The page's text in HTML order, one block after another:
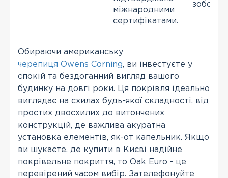
міжнародними
сертифікатами.
Обираючи американську
черепиця Owens Corning, ви інвестуєте у
спокій та бездоганний вигляд вашого
будинку на довгі роки. Ця покрівля ідеально
виглядає на схилах будь-якої складності, від
простих двосхилих до витончених
конструкцій, де важлива акуратна
установка елементів, як-от капельник. Якщо
ви шукаєте, де купити в Києві надійне
покрівельне покриття, то Oak Euro - це
перевірений часом вибір. Зателефонуйте